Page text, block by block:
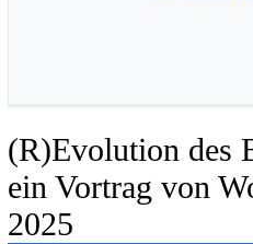
(R)Evolution des
ein Vortrag von
2025